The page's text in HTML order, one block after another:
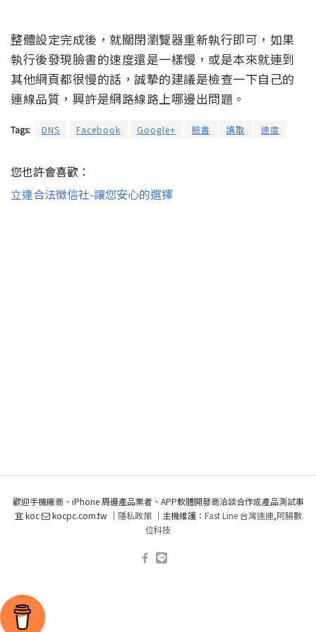
整體設定完成後，就關閉瀏覽器重新執行即可，如果
執行後發現臉書的速度還是一樣慢，或是本來就連到
其他網頁都很慢的話，誠摯的建議是檢查一下自己的
連線品質，興許是網路線路上哪邊出問題。
Tags: DNS Facebook Google+ 臉書 讀取 速度
您也許會喜歡：
立達合法徵信社-讓您安心的選擇
歡迎手機廠商、iPhone 周邊產品業者、APP軟體開發商洽談合作或產品測試事
宜 koc
kocpc.com.tw ｜ 隱私政策｜主機維護： Fast Line 台灣速連,阿腸數
位科技